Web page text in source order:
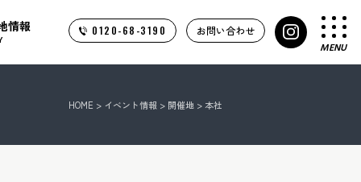
情報 0120-68-3190 お問い合わせ
MENU
HOME > イベント情報 > 開催地 >本社